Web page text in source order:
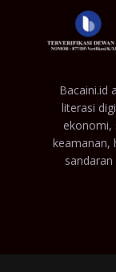
Bacaini.id
literasi
ekonomi,
keamanan,